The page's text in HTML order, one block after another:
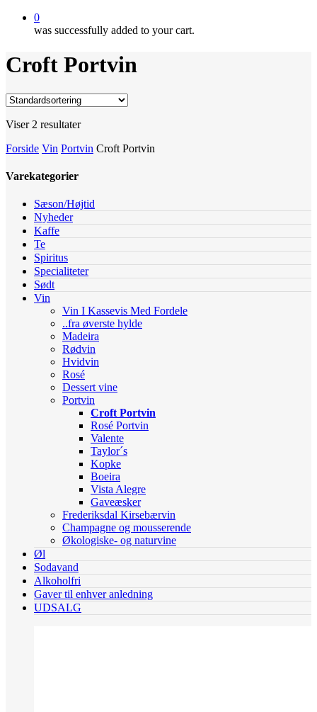
0
was successfully added to your cart.
Croft Portvin
Viser 2 resultater
Forside Vin Portvin Croft Portvin
Varekategorier
Sæson/Højtid
Nyheder
Kaffe
Te
Spiritus
Specialiteter
Sødt
Vin
Vin I Kassevis Med Fordele
..fra øverste hylde
Madeira
Rødvin
Hvidvin
Rosé
Dessert vine
Portvin
Croft Portvin
Rosé Portvin
Valente
Taylor´s
Kopke
Boeira
Vista Alegre
Gaveæsker
Frederiksdal Kirsebærvin
Champagne og mousserende
Økologiske- og naturvine
Øl
Sodavand
Alkoholfri
Gaver til enhver anledning
UDSALG